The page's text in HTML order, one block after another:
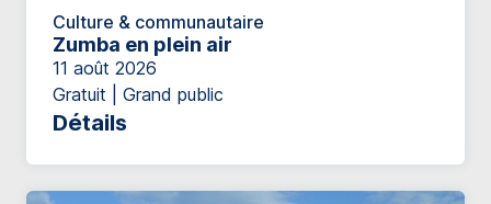
Culture & communautaire
Zumba en plein air
11 août 2026
Gratuit | Grand public
Détails